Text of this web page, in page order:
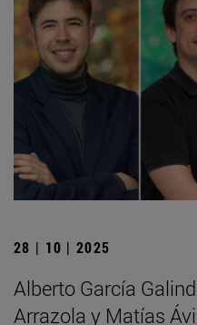
28 | 10 | 2025
Alberto García
Arrazola y Matías